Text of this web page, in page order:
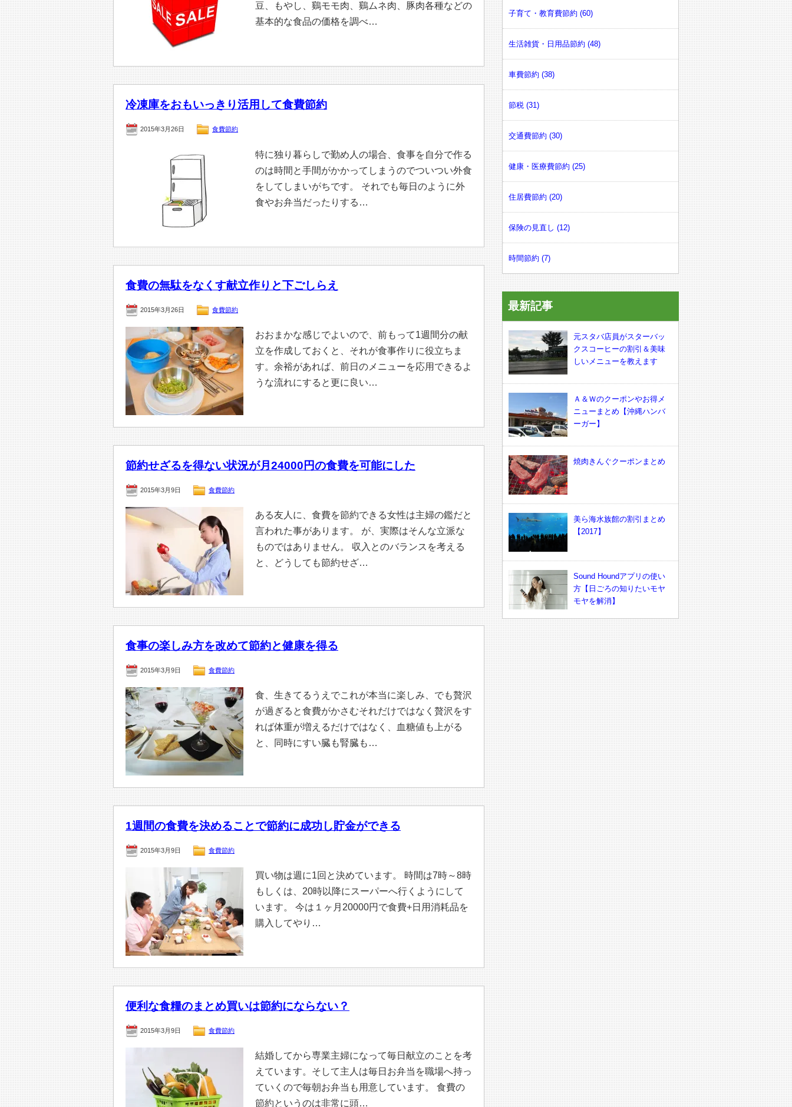
豆、もやし、鷄モモ肉、鷄ムネ肉、豚肉各種などの
基本的な食品の価格を調べ…
冷凍庫をおもいっきり活用して食費節約
2015年3月26日 食費節約
特に独り暮らしで勤め人の場合、食事を自分で作る
のは時間と手間がかかってしまうのでついつい外食
をしてしまいがちです。 それでも毎日のように外
食やお弁当だったりする…
食費の無駄をなくす献立作りと下ごしらえ
2015年3月26日 食費節約
おおまかな感じでよいので、前もって1週間分の献
立を作成しておくと、それが食事作りに役立ちま
す。余裕があれば、前日のメニューを応用できるよ
うな流れにすると更に良い…
節約せざるを得ない状況が月24000円の食費を可能にした
2015年3月9日 食費節約
ある友人に、食費を節約できる女性は主婦の鑑だと
言われた事があります。 が、実際はそんな立派な
ものではありません。 収入とのバランスを考える
と、どうしても節約せざ…
食事の楽しみ方を改めて節約と健康を得る
2015年3月9日 食費節約
食、生きてるうえでこれが本当に楽しみ、でも贅沢
が過ぎると食費がかさむそれだけではなく贅沢をす
れば体重が増えるだけではなく、血糖値も上がる
と、同時にすい臓も腎臓も…
1週間の食費を決めることで節約に成功し貯金ができる
2015年3月9日 食費節約
買い物は週に1回と決めています。 時間は7時～8時
もしくは、20時以降にスーパーへ行くようにして
います。 今は１ヶ月20000円で食費+日用消耗品を
購入してやり…
便利な食糧のまとめ買いは節約にならない？
2015年3月9日 食費節約
結婚してから専業主婦になって毎日献立のことを考
えています。そして主人は毎日お弁当を職場へ持っ
ていくので毎朝お弁当も用意しています。 食費の
節約というのは非常に頭…
子育て・教育費節約 (60)
生活雑貨・日用品節約 (48)
車費節約 (38)
節税 (31)
交通費節約 (30)
健康・医療費節約 (25)
住居費節約 (20)
保険の見直し (12)
時間節約 (7)
最新記事
元スタバ店員がスターバッ
クスコーヒーの割引＆美味
しいメニューを教えます
Ａ＆Ｗのクーポンやお得メ
ニューまとめ【沖縄ハンバ
ーガー】
焼肉きんぐクーポンまとめ
美ら海水族館の割引まとめ
【2017】
Sound Houndアプリの使い
方【日ごろの知りたいモヤ
モヤを解消】